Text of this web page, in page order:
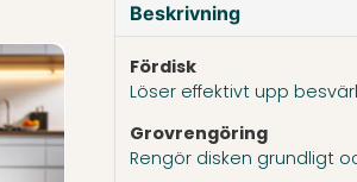
Beskrivning
Fördisk
Löser effektivt upp
Grovrengöring
Rengör disken grundligt